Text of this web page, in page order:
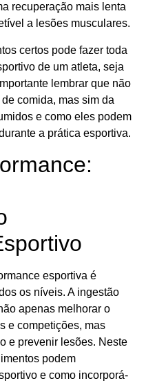
recuperação mais lenta
a lesões musculares.
certos pode fazer toda
de um atleta, seja
lembrar que não
comida, mas sim da
e como eles podem
a prática esportiva.
esportiva é
os níveis. A ingestão
apenas melhorar o
e competições, mas
e prevenir lesões. Neste
podem
e como incorporá-